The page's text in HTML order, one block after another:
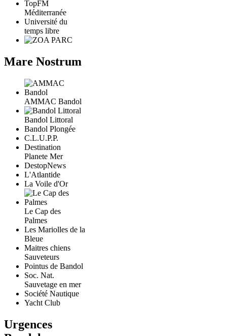
TopFM
Méditerranée
Université du
temps libre
Mare Nostrum
AMMAC Bandol
Bandol Littoral
Bandol Plongée
C.L.U.P.P.
Destination
Planete Mer
DestopNews
L'Atlantide
La Voile d'Or
Le Cap des
Palmes
Les Mariolles de la
Bleue
Maitres chiens
Sauveteurs
Pointus de Bandol
Soc. Nat.
Sauvetage en mer
Société Nautique
Yacht Club
Urgences